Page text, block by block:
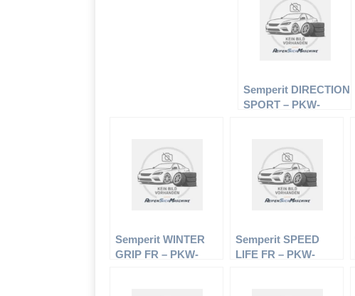
Semperit DIRECTION
SPORT – PKW-
Semperit WINTER
GRIP FR – PKW-
Semperit SPEED
LIFE FR – PKW-